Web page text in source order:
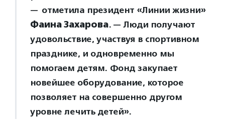
— отметила президент «Линии жизни»
Фаина Захарова. — Люди получают
удовольствие, участвуя в спортивном
празднике, и одновременно мы
помогаем детям. Фонд закупает
новейшее оборудование, которое
позволяет на совершенно другом
уровне лечить детей».